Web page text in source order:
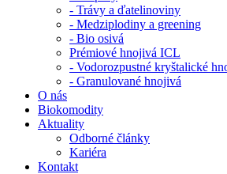
- Trávy a ďatelinoviny
- Medziplodiny a greening
- Bio osivá
Prémiové hnojivá ICL
- Vodorozpustné kryštalické
- Granulované hnojivá
O nás
Biokomodity
Aktuality
Odborné články
Kariéra
Kontakt